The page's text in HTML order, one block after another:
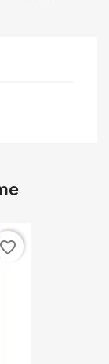
favorite_border